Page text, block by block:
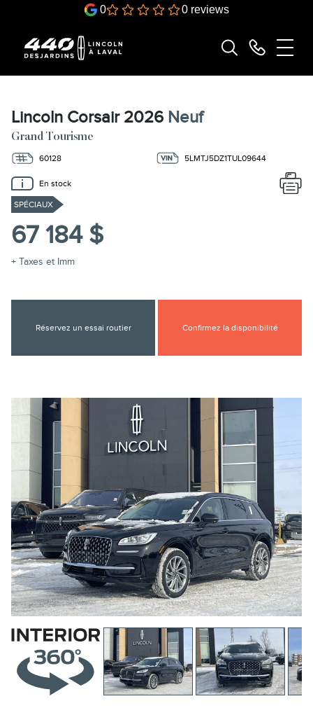
0 0 reviews
Lincoln Corsair 2026 Neuf
Grand Tourisme
60128 5LMTJ5DZ1TUL09644
En stock
SPÉCIAUX
67 184 $
+ Taxes et Imm
Réservez un essai routier Confirmez la disponibilité